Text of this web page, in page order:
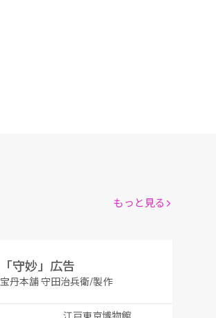
「守妙」広告
宝丹本舗 守田治兵衛/製作
もっと見る